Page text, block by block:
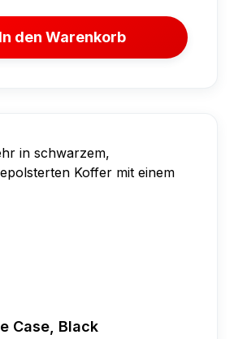
den Warenkorb
Case, Black